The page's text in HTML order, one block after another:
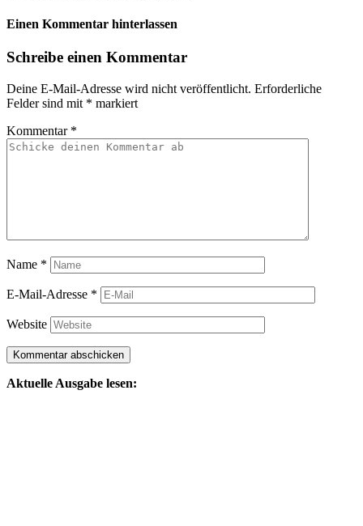
Einen Kommentar hinterlassen
Schreibe einen Kommentar
Deine E-Mail-Adresse wird nicht veröffentlicht. Erforderliche
Felder sind mit * markiert
Kommentar *
Name *
E-Mail-Adresse *
Website
Aktuelle Ausgabe lesen: